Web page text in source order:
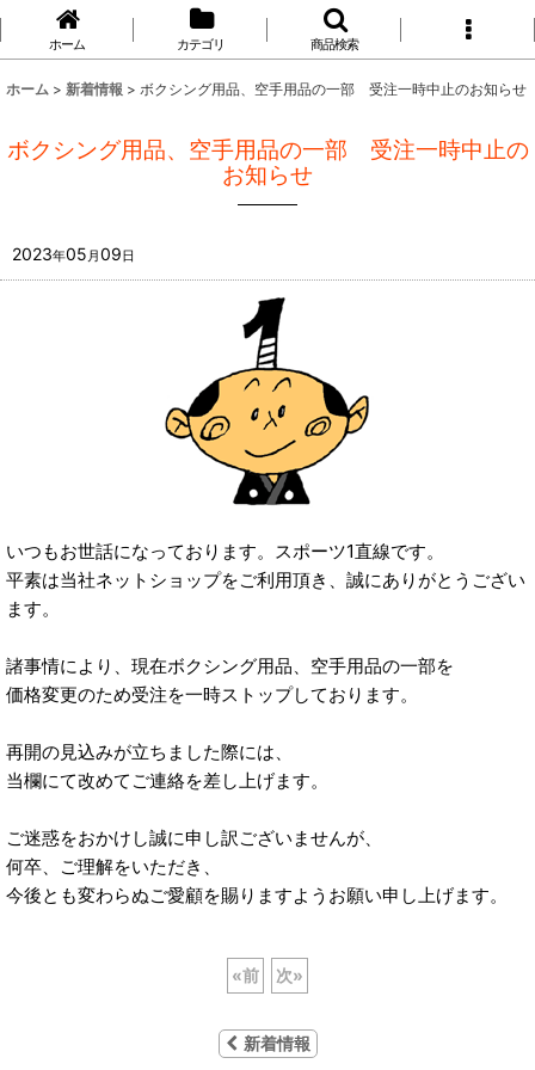
ホーム カテゴリ 商品検索
ホーム > 新着情報 > ボクシング用品、空手用品の一部 受注一時中止のお知らせ
ボクシング用品、空手用品の一部 受注一時中止の
お知らせ
2023年05 月09日
いつもお世話になっております。スポーツ1直線です。
平素は当社ネットショップをご利用頂き、誠にありがとうござい
ます。
諸事情により、現在ボクシング用品、空手用品の一部を
価格変更のため受注を一時ストップしております。
再開の見込みが立ちました際には、
当欄にて改めてご連絡を差し上げます。
ご迷惑をおかけし誠に申し訳ございませんが、
何卒、ご理解をいただき、
今後とも変わらぬご愛顧を賜りますようお願い申し上げます。
«前 次»
新着情報